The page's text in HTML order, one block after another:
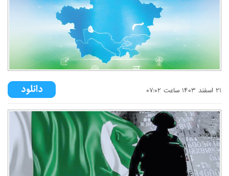
۲۱ اسفند ۱۴۰۳ ساعت ۰۷:۰۲